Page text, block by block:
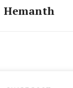
Hemanth